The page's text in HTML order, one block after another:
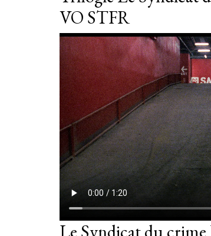
VO STFR